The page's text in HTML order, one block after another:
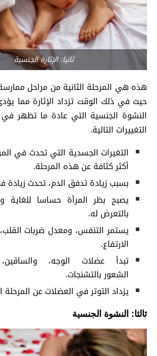
ثانيا: الإثارة الجنسية
هذه هي المرحلة الثانية من مراحل
حيث في ذلك الوقت تزداد الإثارة مما
النشوة الجنسية التي عادة ما تظهر
التغييرات التالية.
التغيرات الجسدية التي تحدث في
أكثر كثافة عن هذه المرحلة.
بسبب زيادة تدفق الدم، تحدث
يصبح بظر المرأة حساسا للغاية
بالتعرض له.
يستمر التنفس، ومعدل ضربات
الارتفاع.
تبدأ عضلات الوجه،
الشعور بالتشنجات.
يزداد التوتر في العضلات عن المرحلة
ثالثا: النشوة الجنسية